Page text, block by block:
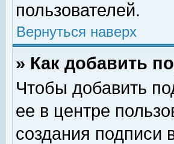
пользователей.
Вернуться наверх
» Как добавить
Чтобы добавить
ее в центре
создания подписи